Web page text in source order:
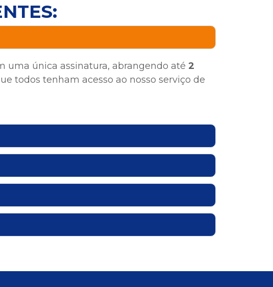
uma única assinatura, abrangendo até 2
todos tenham acesso ao nosso serviço de